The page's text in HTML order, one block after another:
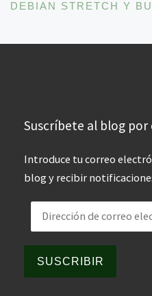
Suscríbete al blog
Introduce tu correo
blog y recibir
Dirección de correo
SUSCRIBIR